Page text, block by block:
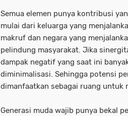
Semua elemen punya kontribusi
mulai dari keluarga yang
makruf dan negara yang
pelindung masyarakat. Jika
dampak negatif yang saat ini
diminimalisasi. Sehingga potensi
dimanfaatkan sebagai ruang untuk
Generasi muda wajib punya bekal